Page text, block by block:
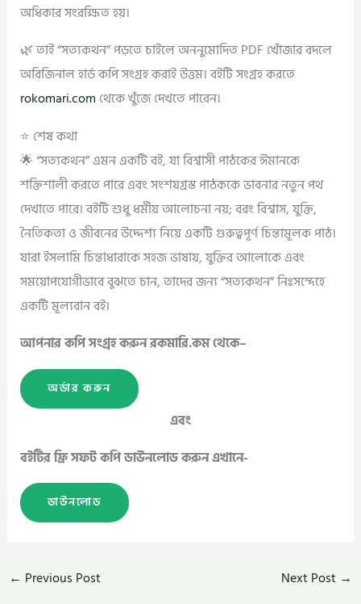
অধিকার সংরক্ষিত হয়।
🌿 তাই “সত্যকথন” পড়তে চাইলে অননুমোদিত PDF খোঁজার বদলে
অরিজিনাল হার্ড কপি সংগ্রহ করাই উত্তম। বইটি সংগ্রহ করতে
rokomari.com থেকে খুঁজে দেখতে পারেন।
⭐ শেষ কথা
🌟 “সত্যকথন” এমন একটি বই, যা বিশ্বাসী পাঠকের ঈমানকে
শক্তিশালী করতে পারে এবং সংশয়গ্রস্ত পাঠককে ভাবনার নতুন পথ
দেখাতে পারে। বইটি শুধু ধর্মীয় আলোচনা নয়; বরং বিশ্বাস, যুক্তি,
নৈতিকতা ও জীবনের উদ্দেশ্য নিয়ে একটি গুরুত্বপূর্ণ চিন্তামূলক পাঠ।
যারা ইসলামি চিন্তাধারাকে সহজ ভাষায়, যুক্তির আলোকে এবং
সময়োপযোগীভাবে বুঝতে চান, তাদের জন্য “সত্যকথন” নিঃসন্দেহে
একটি মূল্যবান বই।
আপনার কপি সংগ্রহ করুন রকমারি.কম থেকে–
অর্ডার করুন
এবং
বইটির ফ্রি সফট কপি ডাউনলোড করুন এখানে-
ডাউনলোড
← Previous Post Next Post →